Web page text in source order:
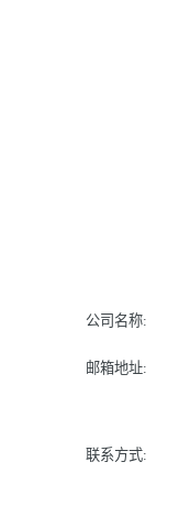
公司名称:
邮箱地址:
联系方式: